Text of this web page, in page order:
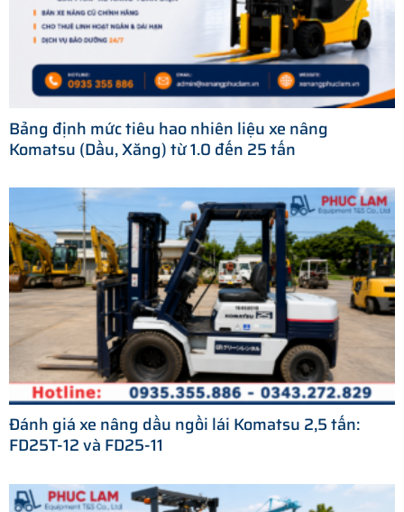
Bảng định mức tiêu hao nhiên liệu xe nâng
Komatsu (Dầu, Xăng) từ 1.0 đến 25 tấn
Đánh giá xe nâng dầu ngồi lái Komatsu 2,5 tấn:
FD25T-12 và FD25-11